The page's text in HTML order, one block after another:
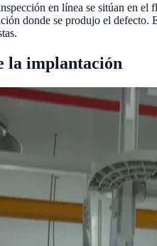
en línea se sitúan en
donde se produjo el defecto.
la implantación